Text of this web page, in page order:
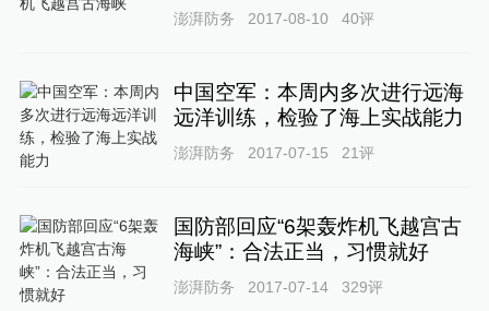
澎湃防务 2017-08-10 40评
中国空军：本周内多次进行远海
远洋训练，检验了海上实战能力
澎湃防务 2017-07-15 21评
国防部回应“6架轰炸机飞越宫古
海峡”：合法正当，习惯就好
澎湃防务 2017-07-14 329评